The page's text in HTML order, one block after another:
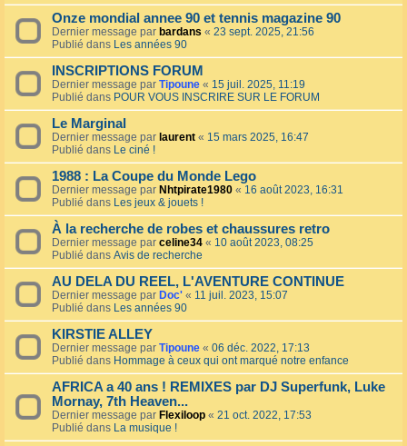
Onze mondial annee 90 et tennis magazine 90
Dernier message par bardans « 23 sept. 2025, 21:56
Publié dans Les années 90
INSCRIPTIONS FORUM
Dernier message par Tipoune « 15 juil. 2025, 11:19
Publié dans POUR VOUS INSCRIRE SUR LE FORUM
Le Marginal
Dernier message par laurent « 15 mars 2025, 16:47
Publié dans Le ciné !
1988 : La Coupe du Monde Lego
Dernier message par Nhtpirate1980 « 16 août 2023, 16:31
Publié dans Les jeux & jouets !
À la recherche de robes et chaussures retro
Dernier message par celine34 « 10 août 2023, 08:25
Publié dans Avis de recherche
AU DELA DU REEL, L'AVENTURE CONTINUE
Dernier message par Doc' « 11 juil. 2023, 15:07
Publié dans Les années 90
KIRSTIE ALLEY
Dernier message par Tipoune « 06 déc. 2022, 17:13
Publié dans Hommage à ceux qui ont marqué notre enfance
AFRICA a 40 ans ! REMIXES par DJ Superfunk, Luke
Mornay, 7th Heaven...
Dernier message par Flexiloop « 21 oct. 2022, 17:53
Publié dans La musique !